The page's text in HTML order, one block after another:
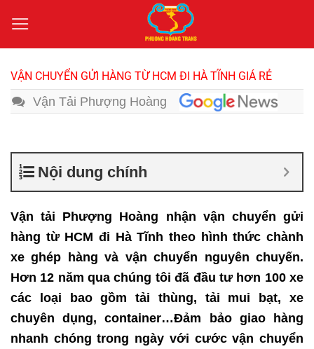
qua
nội
dung
VẬN CHUYỂN GỬI HÀNG TỪ HCM ĐI HÀ TĨNH GIÁ RẺ
Vận Tải Phượng Hoàng
Nội dung chính
Vận tải Phượng Hoàng nhận vận chuyển gửi
hàng từ HCM đi Hà Tĩnh theo hình thức chành
xe ghép hàng và vận chuyển nguyên chuyến.
Hơn 12 năm qua chúng tôi đã đầu tư hơn 100 xe
các loại bao gồm tải thùng, tải mui bạt, xe
chuyên dụng, container…Đảm bảo giao hàng
nhanh chóng trong ngày với cước vận chuyển